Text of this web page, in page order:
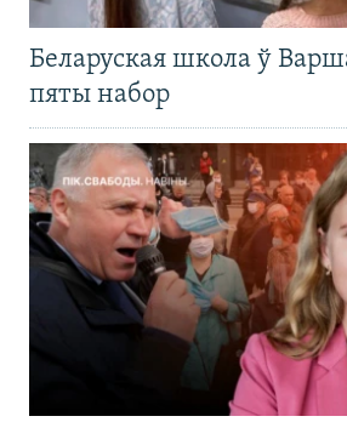
Беларуская школа ў
пяты набор